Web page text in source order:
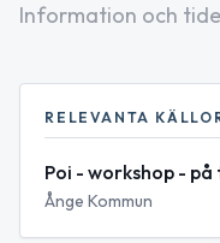
Information och
RELEVANTA
Poi - workshop -
Ånge Kommun